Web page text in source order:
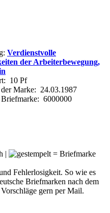
Verdienstvolle
der Arbeiterbewegung,
10 Pf
der Marke: 24.03.1987
6000000
|
= Briefmarke
Fehlerlosigkeit. So wie es
Briefmarken nach dem
gern per Mail.